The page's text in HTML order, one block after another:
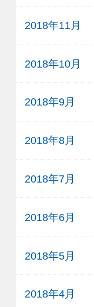
2018年11月
2018年10月
2018年9月
2018年8月
2018年7月
2018年6月
2018年5月
2018年4月